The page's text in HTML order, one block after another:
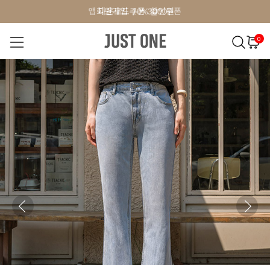
앱 다운로드 10% 할인쿠폰
회원가입 쿠폰 3000원
앱 다운로드 10% 할인쿠폰
0
NEW 7% BEST 오늘출발 MADE . J 상의 팬츠 아